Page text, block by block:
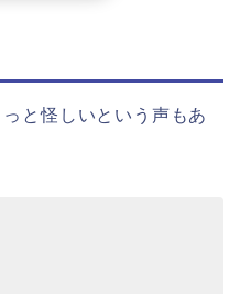
と怪しいという声もあ